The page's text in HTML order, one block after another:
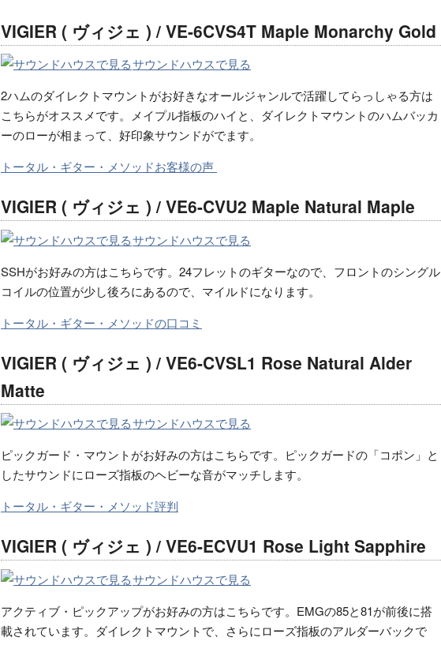
VIGIER ( ヴィジェ ) / VE-6CVS4T Maple Monarchy Gold
サウンドハウスで見る
2ハムのダイレクトマウントがお好きなオールジャンルで活躍してらっしゃる方は
こちらがオススメです。メイプル指板のハイと、ダイレクトマウントのハムバッカ
ーのローが相まって、好印象サウンドがでます。
トータル・ギター・メソッドお客様の声
VIGIER ( ヴィジェ ) / VE6-CVU2 Maple Natural Maple
サウンドハウスで見る
SSHがお好みの方はこちらです。24フレットのギターなので、フロントのシングル
コイルの位置が少し後ろにあるので、マイルドになります。
トータル・ギター・メソッドの口コミ
VIGIER ( ヴィジェ ) / VE6-CVSL1 Rose Natural Alder
Matte
サウンドハウスで見る
ピックガード・マウントがお好みの方はこちらです。ピックガードの「コポン」と
したサウンドにローズ指板のヘビーな音がマッチします。
トータル・ギター・メソッド評判
VIGIER ( ヴィジェ ) / VE6-ECVU1 Rose Light Sapphire
サウンドハウスで見る
アクティブ・ピックアップがお好みの方はこちらです。EMGの85と81が前後に搭
載されています。ダイレクトマウントで、さらにローズ指板のアルダーバックで